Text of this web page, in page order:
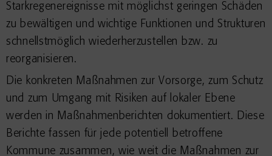
Starkregenereignisse mit möglichst geringen Schäden
zu bewältigen und wichtige Funktionen und Strukturen
schnellstmöglich wiederherzustellen bzw. zu
reorganisieren.
Die konkreten Maßnahmen zur Vorsorge, zum Schutz
und zum Umgang mit Risiken auf lokaler Ebene
werden in Maßnahmenberichten dokumentiert. Diese
Berichte fassen für jede potentiell betroffene
Kommune zusammen, wie weit die Maßnahmen zur